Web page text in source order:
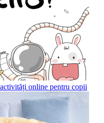
online pentru copii